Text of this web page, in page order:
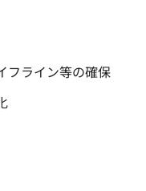
フライン等の確保